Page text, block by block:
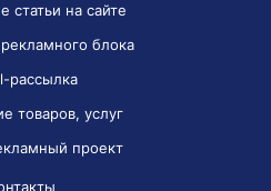
статьи на сайте
блока
рассылка
товаров, услуг
проект